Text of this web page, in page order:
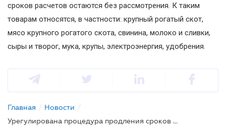
сроков расчетов остаются без рассмотрения. К таким
товарам относятся, в частности: крупный рогатый скот,
мясо крупного рогатого скота, свинина, молоко и сливки,
сыры и творог, мука, крупы, электроэнергия, удобрения.
Главная / Новости /
Урегулирована процедура продления сроков расчетов по экспортно-импортным операциям